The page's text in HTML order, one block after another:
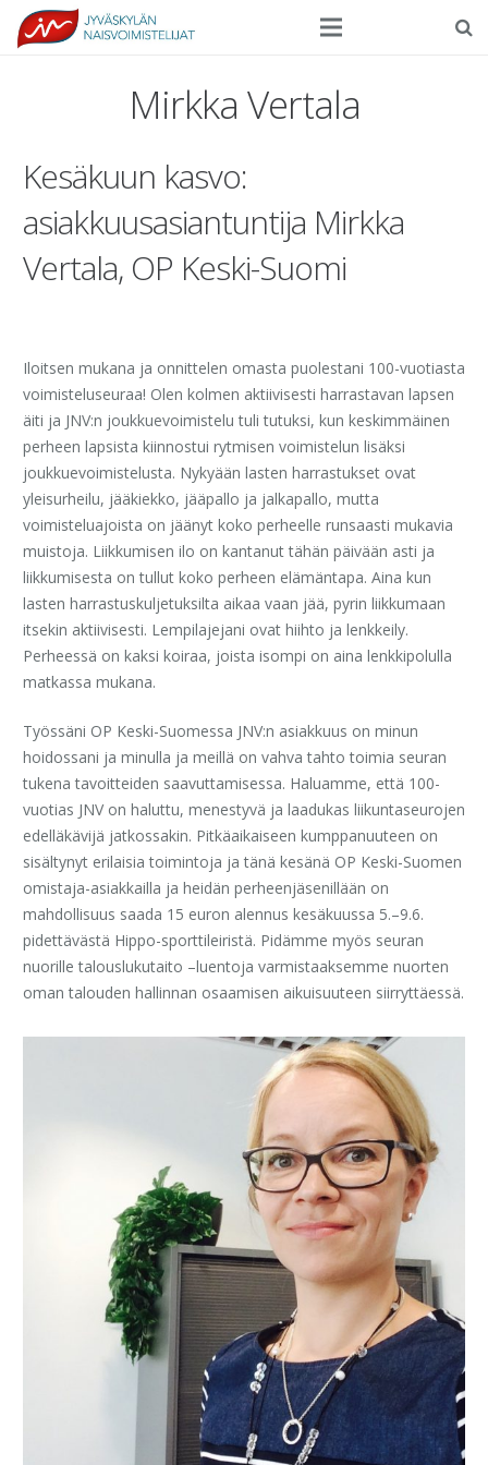
Harrasteliikunta
Kilpaurheilu
Tapahtumat
Ilmoittautuminen
Mirkka Vertala
Kesäkuun kasvo:
asiakkuusasiantuntija Mirkka
Vertala, OP Keski-Suomi
Iloitsen mukana ja onnittelen omasta puolestani 100-vuotiasta
voimisteluseuraa! Olen kolmen aktiivisesti harrastavan lapsen
äiti ja JNV:n joukkuevoimistelu tuli tutuksi, kun keskimmäinen
perheen lapsista kiinnostui rytmisen voimistelun lisäksi
joukkuevoimistelusta. Nykyään lasten harrastukset ovat
yleisurheilu, jääkiekko, jääpallo ja jalkapallo, mutta
voimisteluajoista on jäänyt koko perheelle runsaasti mukavia
muistoja. Liikkumisen ilo on kantanut tähän päivään asti ja
liikkumisesta on tullut koko perheen elämäntapa. Aina kun
lasten harrastuskuljetuksilta aikaa vaan jää, pyrin liikkumaan
itsekin aktiivisesti. Lempilajejani ovat hiihto ja lenkkeily.
Perheessä on kaksi koiraa, joista isompi on aina lenkkipolulla
matkassa mukana.
Työssäni OP Keski-Suomessa JNV:n asiakkuus on minun
hoidossani ja minulla ja meillä on vahva tahto toimia seuran
tukena tavoitteiden saavuttamisessa. Haluamme, että 100-
vuotias JNV on haluttu, menestyvä ja laadukas liikuntaseurojen
edelläkävijä jatkossakin. Pitkäaikaiseen kumppanuuteen on
sisältynyt erilaisia toimintoja ja tänä kesänä OP Keski-Suomen
omistaja-asiakkailla ja heidän perheenjäsenillään on
mahdollisuus saada 15 euron alennus kesäkuussa 5.–9.6.
pidettävästä Hippo-sporttileiristä. Pidämme myös seuran
nuorille talouslukutaito –luentoja varmistaaksemme nuorten
oman talouden hallinnan osaamisen aikuisuuteen siirryttäessä.